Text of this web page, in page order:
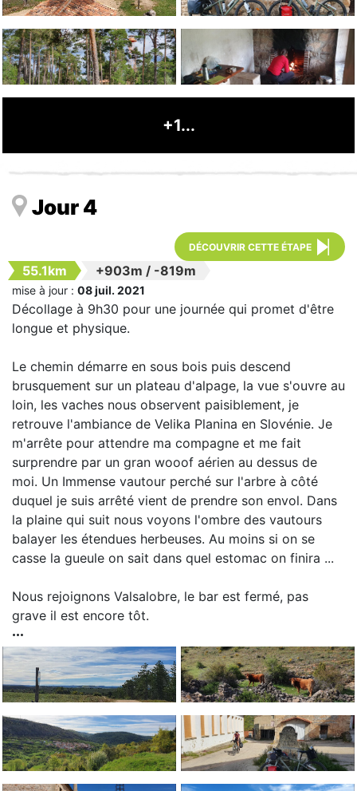
+1...
Jour 4
DÉCOUVRIR CETTE ÉTAPE
55.1km +903m / -819m
mise à jour : 08 juil. 2021
Décollage à 9h30 pour une journée qui promet d'être
longue et physique.
Le chemin démarre en sous bois puis descend
brusquement sur un plateau d'alpage, la vue s'ouvre au
loin, les vaches nous observent paisiblement, je
retrouve l'ambiance de Velika Planina en Slovénie. Je
m'arrête pour attendre ma compagne et me fait
surprendre par un gran wooof aérien au dessus de
moi. Un Immense vautour perché sur l'arbre à côté
duquel je suis arrêté vient de prendre son envol. Dans
la plaine qui suit nous voyons l'ombre des vautours
balayer les étendues herbeuses. Au moins si on se
casse la gueule on sait dans quel estomac on finira ...
Nous rejoignons Valsalobre, le bar est fermé, pas
grave il est encore tôt.